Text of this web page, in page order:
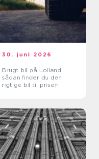
30. juni 2026
Brugt bil på Lolland:
sådan finder du den
rigtige bil til prisen